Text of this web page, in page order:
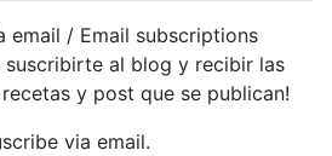
email / Email subscriptions
suscribirte al blog y recibir las
y post que se publican!
via email.